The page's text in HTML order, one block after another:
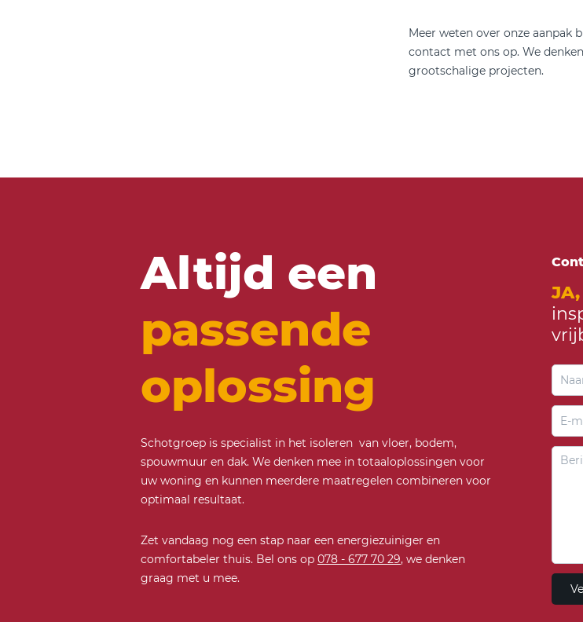
Meer weten over onze aanpak
contact met ons op. We
grootschalige projecten.
Altijd een
passende
oplossing
Schotgroep is specialist in het isoleren van vloer, bodem,
spouwmuur en dak. We denken mee in totaaloplossingen voor
uw woning en kunnen meerdere maatregelen combineren voor
optimaal resultaat.
Zet vandaag nog een stap naar een energiezuiniger en
comfortabeler thuis. Bel ons op 078 - 677 70 29, we denken
graag met u mee.
JA,